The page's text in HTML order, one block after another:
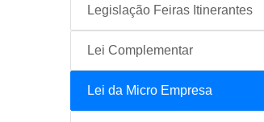
Legislação Feiras Itinerantes
Lei Complementar
Lei da Micro Empresa